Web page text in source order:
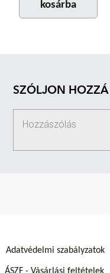
kosárba
SZÓLJON HOZZÁ
Adatvédelmi szabályzatok